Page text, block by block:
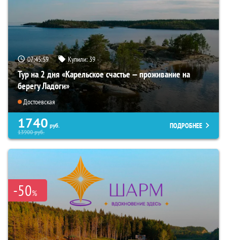
07:45:57 Купили:39
Тур на 2 дня «Карельское счастье — проживание на
берегу Ладоги»
Достоевская
1740 руб.
13900руб.
ПОДРОБНЕЕ
-50%